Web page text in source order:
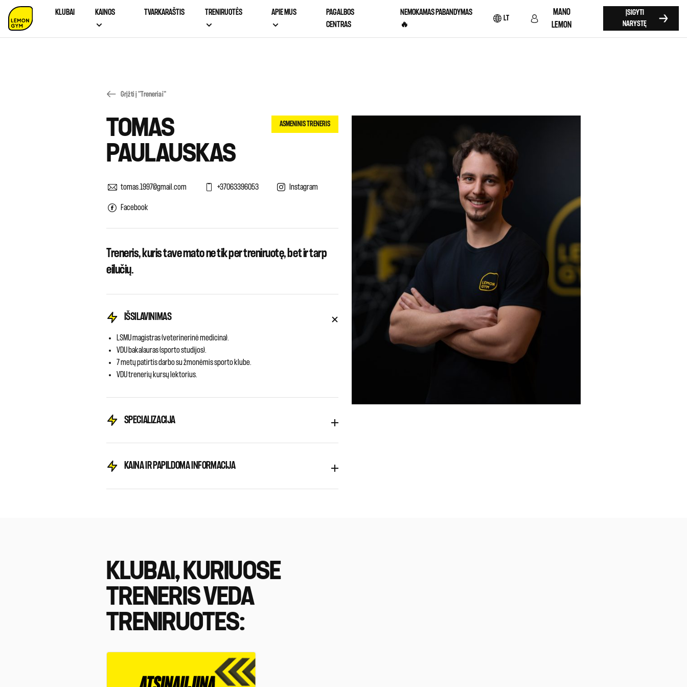
KLUBAI KAINOS TVARKARAŠTIS TRENIRUOTĖS APIE MUS
PAGALBOS
CENTRAS
NEMOKAMAS PABANDYMAS
🔥
LT
MANO
LEMON
ĮSIGYTI
NARYSTĘ
Grįžti į "Treneriai"
TOMAS
PAULAUSKAS
ASMENINIS TRENERIS
tomas.1997@gmail.com +37063396053 Instagram
Facebook
Treneris, kuris tave mato ne tik per treniruotę, bet ir tarp
eilučių.
IŠSILAVINIMAS
LSMU magistras (veterinerinė medicina).
VDU bakalauras (sporto studijos).
7 metų patirtis darbo su žmonėmis sporto klube.
VDU trenerių kursų lektorius.
SPECIALIZACIJA
KAINA IR PAPILDOMA INFORMACIJA
KLUBAI, KURIUOSE
TRENERIS VEDA
TRENIRUOTES: